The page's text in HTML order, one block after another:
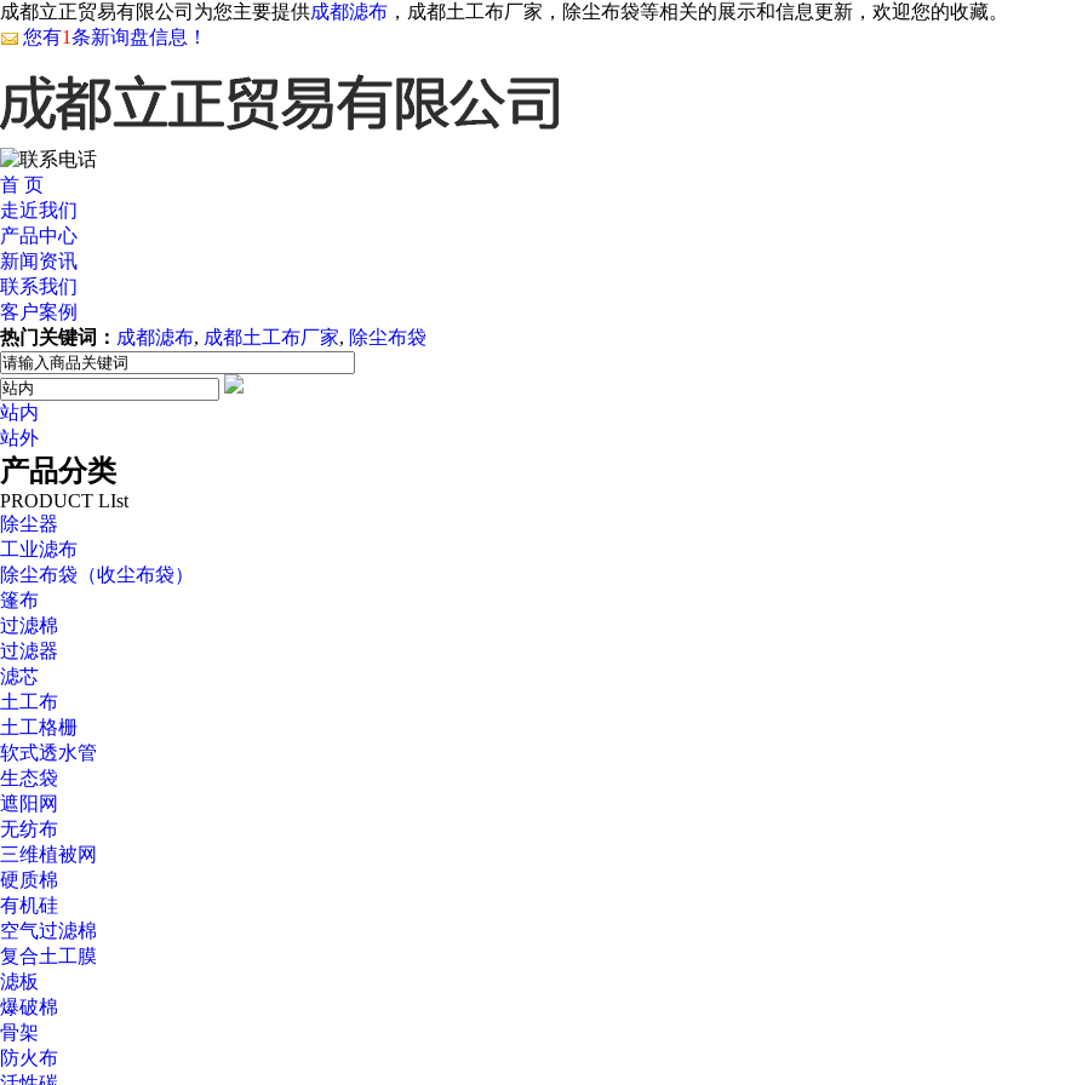
成都立正贸易有限公司为您主要提供成都滤布 ，成都土工布厂家，除尘布袋等相关的展示和信息更新，欢迎您的收藏。
您有1条新询盘信息！
首 页
走近我们
产品中心
新闻资讯
联系我们
客户案例
热门关键词： 成都滤布, 成都土工布厂家, 除尘布袋
站内
站外
产品分类
PRODUCT LIst
除尘器
工业滤布
除尘布袋（收尘布袋）
篷布
过滤棉
过滤器
滤芯
土工布
土工格栅
软式透水管
生态袋
遮阳网
无纺布
三维植被网
硬质棉
有机硅
空气过滤棉
复合土工膜
滤板
爆破棉
骨架
防火布